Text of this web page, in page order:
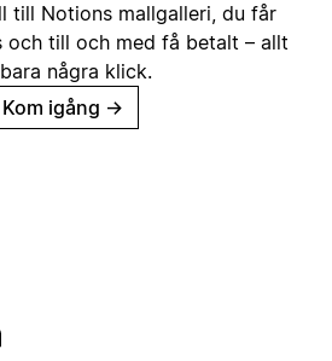
till Notions mallgalleri, du får
och till och med få betalt – allt
några klick.
Kom igång →